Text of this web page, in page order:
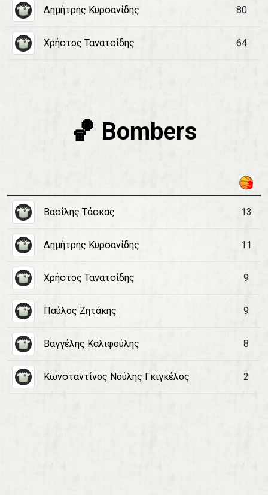
Δημήτρης Κυρσανίδης 80
Χρήστος Τανατσίδης 64
🏀 Bombers
Βασίλης Τάσκας 13
Δημήτρης Κυρσανίδης 11
Χρήστος Τανατσίδης 9
Παύλος Ζητάκης 9
Βαγγέλης Καλιφούλης 8
Κωνσταντίνος Νούλης Γκιγκέλος 2